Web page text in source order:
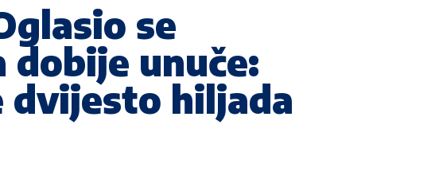
se
dobije unuče:
dvijesto hiljada